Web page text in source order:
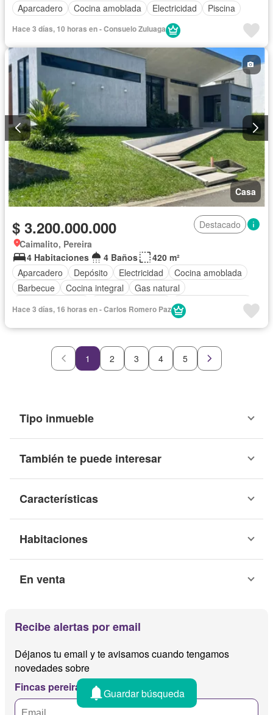
Aparcadero
Cocina amoblada Electricidad Piscina
Hace 3 días, 10 horas en - Consuelo Zuluaga
Casa
$ 3.200.000.000
Destacado
Caimalito, Pereira
4 Habitaciones
4 Baños
420 m²
Aparcadero
Depósito Electricidad
Cocina amoblada
Barbecue
Cocina integral
Gas natural
Cuarto de servicio
Hace 3 días, 16 horas en - Carlos Romero Paz
1 2 3 4 5
Tipo inmueble
También te puede interesar
Características
Habitaciones
En venta
Recibe alertas por email
Déjanos tu email y te avisamos cuando tengamos
novedades sobre
Fincas pereira cerritosGuardar búsqueda